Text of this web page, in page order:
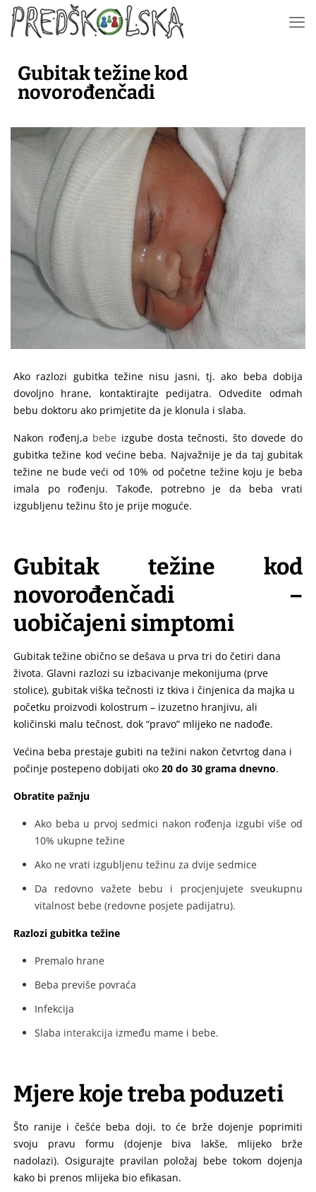
Gubitak težine kod
novorođenčadi
Ako razlozi gubitka težine nisu jasni, tj. ako beba dobija
dovoljno hrane, kontaktirajte pedijatra. Odvedite odmah
bebu doktoru ako primjetite da je klonula i slaba.
Nakon rođenj,a bebe izgube dosta tečnosti, što dovede do
gubitka težine kod većine beba. Najvažnije je da taj gubitak
težine ne bude veći od 10% od početne težine koju je beba
imala po rođenju. Takođe, potrebno je da beba vrati
izgubljenu težinu što je prije moguće.
Gubitak težine kod
novorođenčadi –
uobičajeni simptomi
Gubitak težine obično se dešava u prva tri do četiri dana
života. Glavni razlozi su izbacivanje mekonijuma (prve
stolice), gubitak viška tečnosti iz tkiva i činjenica da majka u
početku proizvodi kolostrum – izuzetno hranjivu, ali
količinski malu tečnost, dok “pravo” mlijeko ne nadođe.
Većina beba prestaje gubiti na težini nakon četvrtog dana i
počinje postepeno dobijati oko20 do 30 grama dnevno.
Obratite pažnju
Ako beba u prvoj sedmici nakon rođenja izgubi više od
10% ukupne težine
Ako ne vrati izgubljenu težinu za dvije sedmice
Da redovno važete bebu i procjenjujete sveukupnu
vitalnost bebe (redovne posjete padijatru).
Razlozi gubitka težine
Premalo hrane
Beba previše povraća
Infekcija
Slaba interakcija između mame i bebe.
Mjere koje treba poduzeti
Što ranije i češće beba doji, to će brže dojenje poprimiti
svoju pravu formu (dojenje biva lakše, mlijeko brže
nadolazi). Osigurajte pravilan položaj bebe tokom dojenja
kako bi prenos mlijeka bio efikasan.